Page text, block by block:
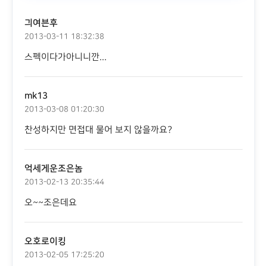
긔여븐후
2013-03-11 18:32:38
스펙이다가아니니깐...
mk13
2013-03-08 01:20:30
찬성하지만 면접대 물어 보지 않을까요?
억세게운조은놈
2013-02-13 20:35:44
오~~조은데요
오호로이킹
2013-02-05 17:25:20